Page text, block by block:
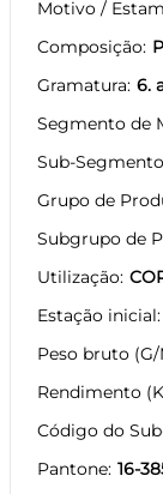
Motivo /
Composição
Gramatura 6.
Segmento de
Sub-
Grupo de
Subgrupo de
Utilização
Estação inicial
Peso bruto (G/
Rendimento
Código do
Pantone 16-